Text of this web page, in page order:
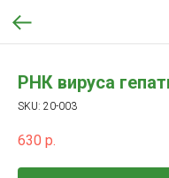
РНК вируса
SKU: 20-003
630 р.